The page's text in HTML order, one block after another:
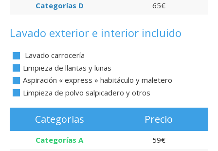
Categorías D
65€
Lavado exterior e interior incluido
Lavado carrocería
Limpieza de llantas y lunas
Aspiración « express » habitáculo y maletero
Limpieza de polvo salpicadero y otros
Categorias Precio
Categorías A
59€